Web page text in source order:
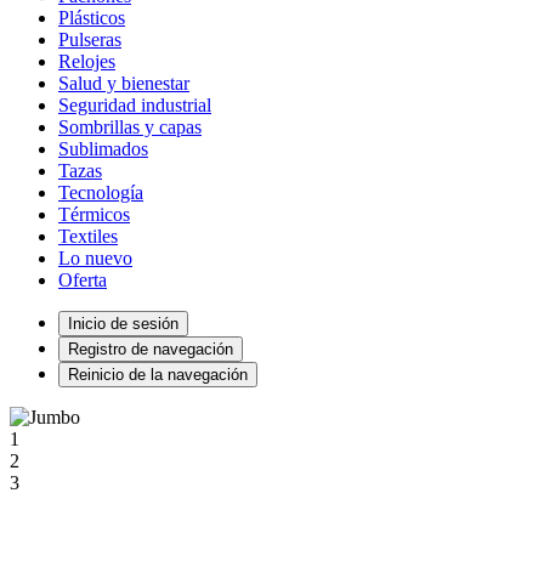
Plásticos
Pulseras
Relojes
Salud y bienestar
Seguridad industrial
Sombrillas y capas
Sublimados
Tazas
Tecnología
Térmicos
Textiles
Lo nuevo
Oferta
Inicio de sesión
Registro de navegación
Reinicio de la navegación
1
2
3